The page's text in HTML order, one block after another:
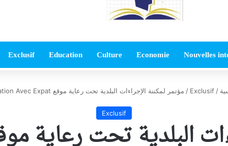
Nouvelles
Economie
Culture
Education
Exclusif
/
Exclusif
/ مؤتمر لمكننة الإجراءات البلدية تحت رعاية موقع Association Avec Expat
Exclusif